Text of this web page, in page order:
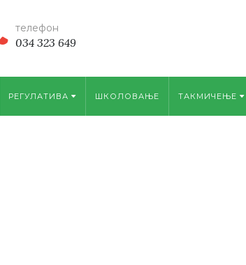
телефон
034 323 649
РЕГУЛАТИВА ШКОЛОВАЊЕ TАКМИЧЕЊЕ